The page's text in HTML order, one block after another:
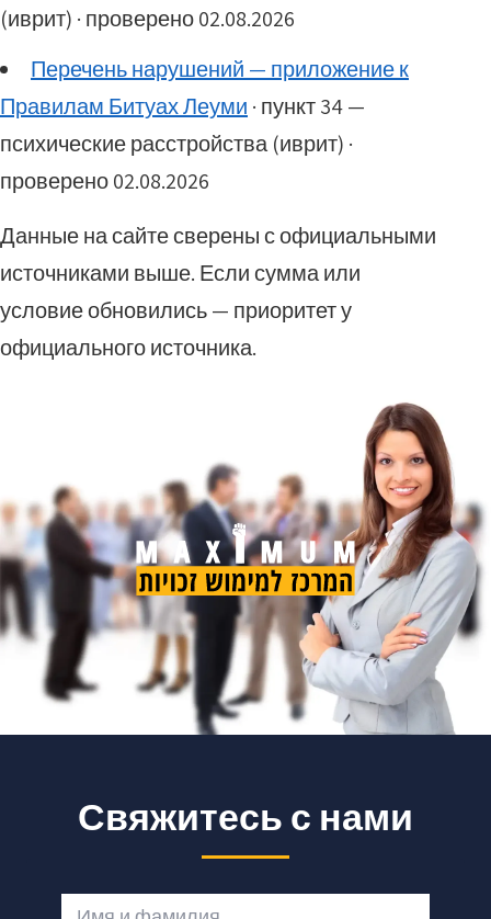
(иврит) · проверено 02.08.2026
Перечень нарушений — приложение к
Правилам Битуах Леуми · пункт 34 —
психические расстройства (иврит) ·
проверено 02.08.2026
Данные на сайте сверены с официальными
источниками выше. Если сумма или
условие обновились — приоритет у
официального источника.
Свяжитесь с нами
Имя и фамилия